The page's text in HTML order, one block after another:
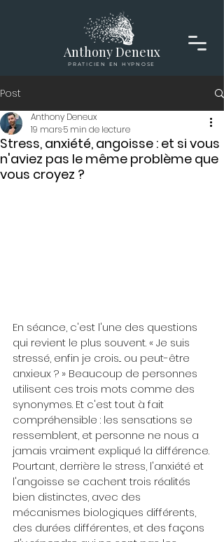
PRATICIEN EN HYPNOSE
Anthony Deneux
Post
Stress, anxiété, angoisse : et si vous
n'aviez pas le même problème que
vous croyez ?
Anthony Deneux
19 mars5 min de lecture
En séance, c'est l'une des questions
qui revient le plus souvent. « Je suis
stressé, enfin je crois... ou peut-être
anxieux ? » Beaucoup de personnes
utilisent ces trois mots comme des
synonymes. Et c'est tout à fait
compréhensible : les sensations se
ressemblent, et personne ne nous a
jamais vraiment expliqué la différence.
Pourtant, derrière le stress, l'anxiété et
l'angoisse se cachent trois réalités
bien distinctes, avec des
mécanismes biologiques différents,
des durées différentes, et des façons